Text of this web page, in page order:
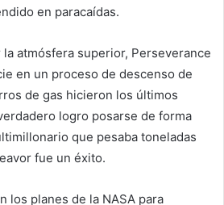
en paracaídas.
atmósfera superior, Perseverance
en un proceso de descenso de
de gas hicieron los últimos
logro posarse de forma
que pesaba toneladas
fue un éxito.
los planes de la NASA para